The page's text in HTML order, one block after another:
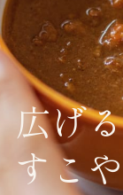
広げ
すこ